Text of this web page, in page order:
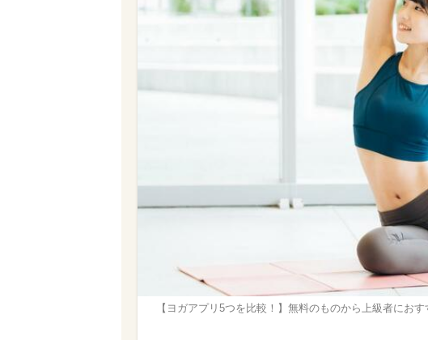
【ヨガアプリ5つを比較！】無料のものから上級者にお